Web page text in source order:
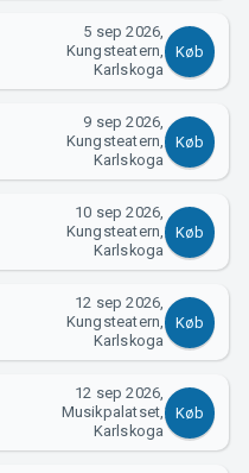
5 sep 2026,
Kungsteatern,
Karlskoga
Køb
9 sep 2026,
Kungsteatern,
Karlskoga
Køb
10 sep 2026,
Kungsteatern,
Karlskoga
Køb
12 sep 2026,
Kungsteatern,
Karlskoga
Køb
12 sep 2026,
Musikpalatset,
Karlskoga
Køb